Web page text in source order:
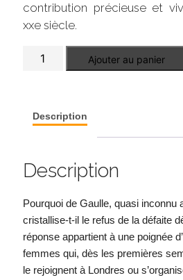
contribution précieuse et
xxe siècle.
Ajouter au panier
Description
Description
Pourquoi de Gaulle, quasi inconnu
cristallise-t-il le refus de la défaite
réponse appartient à une poignée
femmes qui, dès les premières
le rejoignent à Londres ou